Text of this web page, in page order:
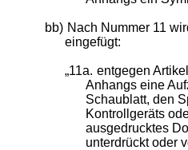
bb) Nach Nummer 11
eingefügt:
„11a. entgegen
Anhangs eine
Schaublatt, den
Kontrollgeräts
ausgedrucktes
unterdrückt oder